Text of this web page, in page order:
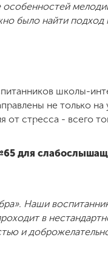
особенностей
было найти подход
школы-
не только на
от стресса - всего
для
Наши
в
и